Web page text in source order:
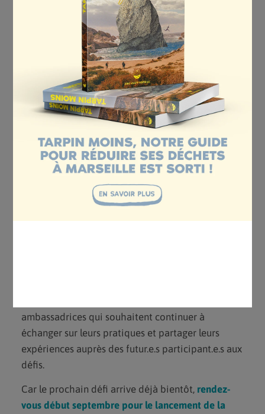
Ces résultats, au-delà de nos attentes, montrent
bien la prise de conscience des habitant.e.s et leur
engagement dans la réduction de leurs déchets.
Car si les familles engagées dans ce dispositif
d’accompagnement présentaient dès le départ un
taux de production de déchets moins élevé que la
116 kg/an/hab contre
400 kg/an/hab), ce taux de réduction moyen de
50% prouve également que le Défi Familles
personnes déjà engagées dans une démarche de
ambassadrices qui souhaitent continuer à
échanger sur leurs pratiques et partager leurs
expériences auprès des futur.e.s participant.e.s aux
défis.
Car le prochain défi arrive déjà bientôt, rendez-
vous début septembre pour le lancement de la